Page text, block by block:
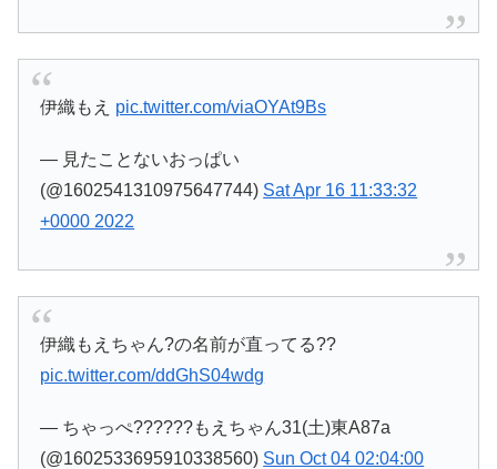
伊織もえ pic.twitter.com/viaOYAt9Bs
— 見たことないおっぱい
(@1602541310975647744) Sat Apr 16 11:33:32
+0000 2022
伊織もえちゃん?の名前が直ってる??
pic.twitter.com/ddGhS04wdg
— ちゃっぺ??????もえちゃん31(土)東A87a
(@1602533695910338560) Sun Oct 04 02:04:00